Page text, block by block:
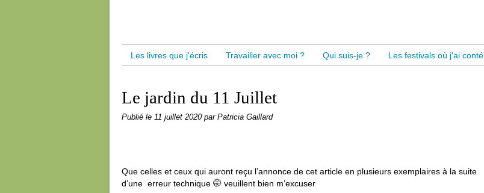
Les livres que j'écris Travailler avec moi ? Qui suis-je ? Les festivals où j'ai conté
Le jardin du 11 Juillet
Publié le 11 juillet 2020 par Patricia Gaillard
Que celles et ceux qui auront reçu l’annonce de cet article en plusieurs exemplaires à la suite
d’une erreur technique 🤭 veuillent bien m’excuser